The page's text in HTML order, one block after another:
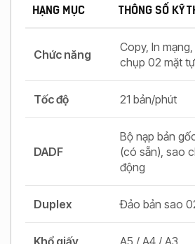
HẠNG MỤC THÔNG SỐ KỸ
Chức năng
Copy, In
chụp 02 mặt
Tốc độ 21 bản/phút
DADF
Bộ nạp bản
(có sẵn), sao
động
Duplex Đảo bản sao
Khổ giấy A5 / A4 / A3